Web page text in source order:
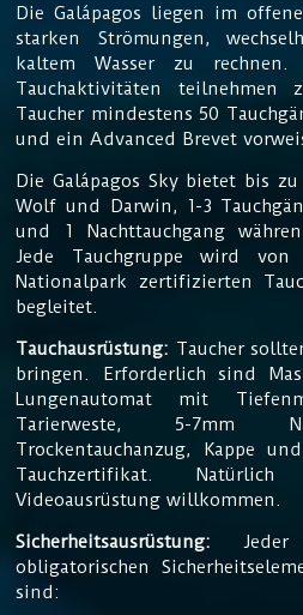
Die Galápagos liegen im
starken Strömungen,
kaltem Wasser zu
Tauchaktivitäten
Taucher mindestens 50
und ein Advanced Brevet
Die Galápagos Sky bietet bis
Wolf und Darwin, 1-3
und 1 Nachttauchgang
Jede Tauchgruppe wird von
Nationalpark zertifizierten
begleitet.
Tauchausrüstung: Taucher
bringen. Erforderlich sind
Lungenautomat mit
Tarierweste, 5-7mm
Trockentauchanzug, Kappe
Tauchzertifikat.
Videoausrüstung willkommen.
Sicherheitsausrüstung: Jeder
obligatorischen
sind: